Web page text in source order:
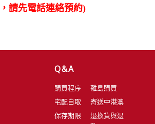
請先電話連絡預約)
Q&A
購買程序
宅配自取
保存期限
離島購買
寄送中港澳
退換貨與退